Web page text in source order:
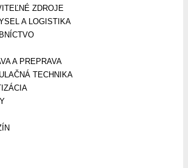
ZDROJE
A LOGISTIKA
A PREPRAVA
TECHNIKA